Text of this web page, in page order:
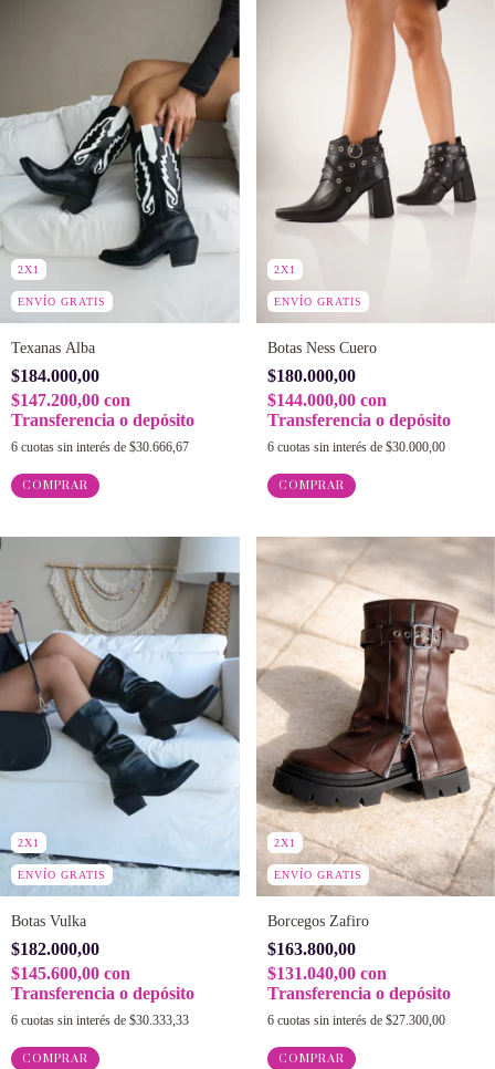
2X1
ENVÍO GRATIS
Texanas Alba
$184.000,00
$147.200,00 con
Transferencia o depósito
6 cuotas sin interés de $30.666,67
COMPRAR
2X1
ENVÍO GRATIS
Botas Ness Cuero
$180.000,00
$144.000,00 con
Transferencia o depósito
6 cuotas sin interés de $30.000,00
COMPRAR
2X1
ENVÍO GRATIS
Botas Vulka
$182.000,00
$145.600,00 con
Transferencia o depósito
6 cuotas sin interés de $30.333,33
COMPRAR
2X1
ENVÍO GRATIS
Borcegos Zafiro
$163.800,00
$131.040,00 con
Transferencia o depósito
6 cuotas sin interés de $27.300,00
COMPRAR